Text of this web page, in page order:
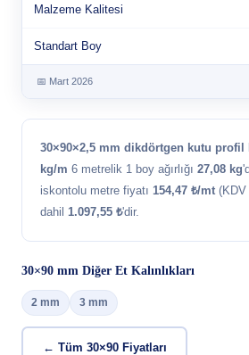
Malzeme Kalitesi
Standart Boy
📅 Mart 2026
30×90×2,5 mm dikdörtgen kutu profil
kg/m 6 metrelik 1 boy ağırlığı 27,08 kg
iskontolu metre fiyatı 154,47 ₺/mt
dahil 1.097,55 ₺'dir.
30×90 mm Diğer Et Kalınlıkları
2 mm 3 mm
← Tüm 30×90 Fiyatları